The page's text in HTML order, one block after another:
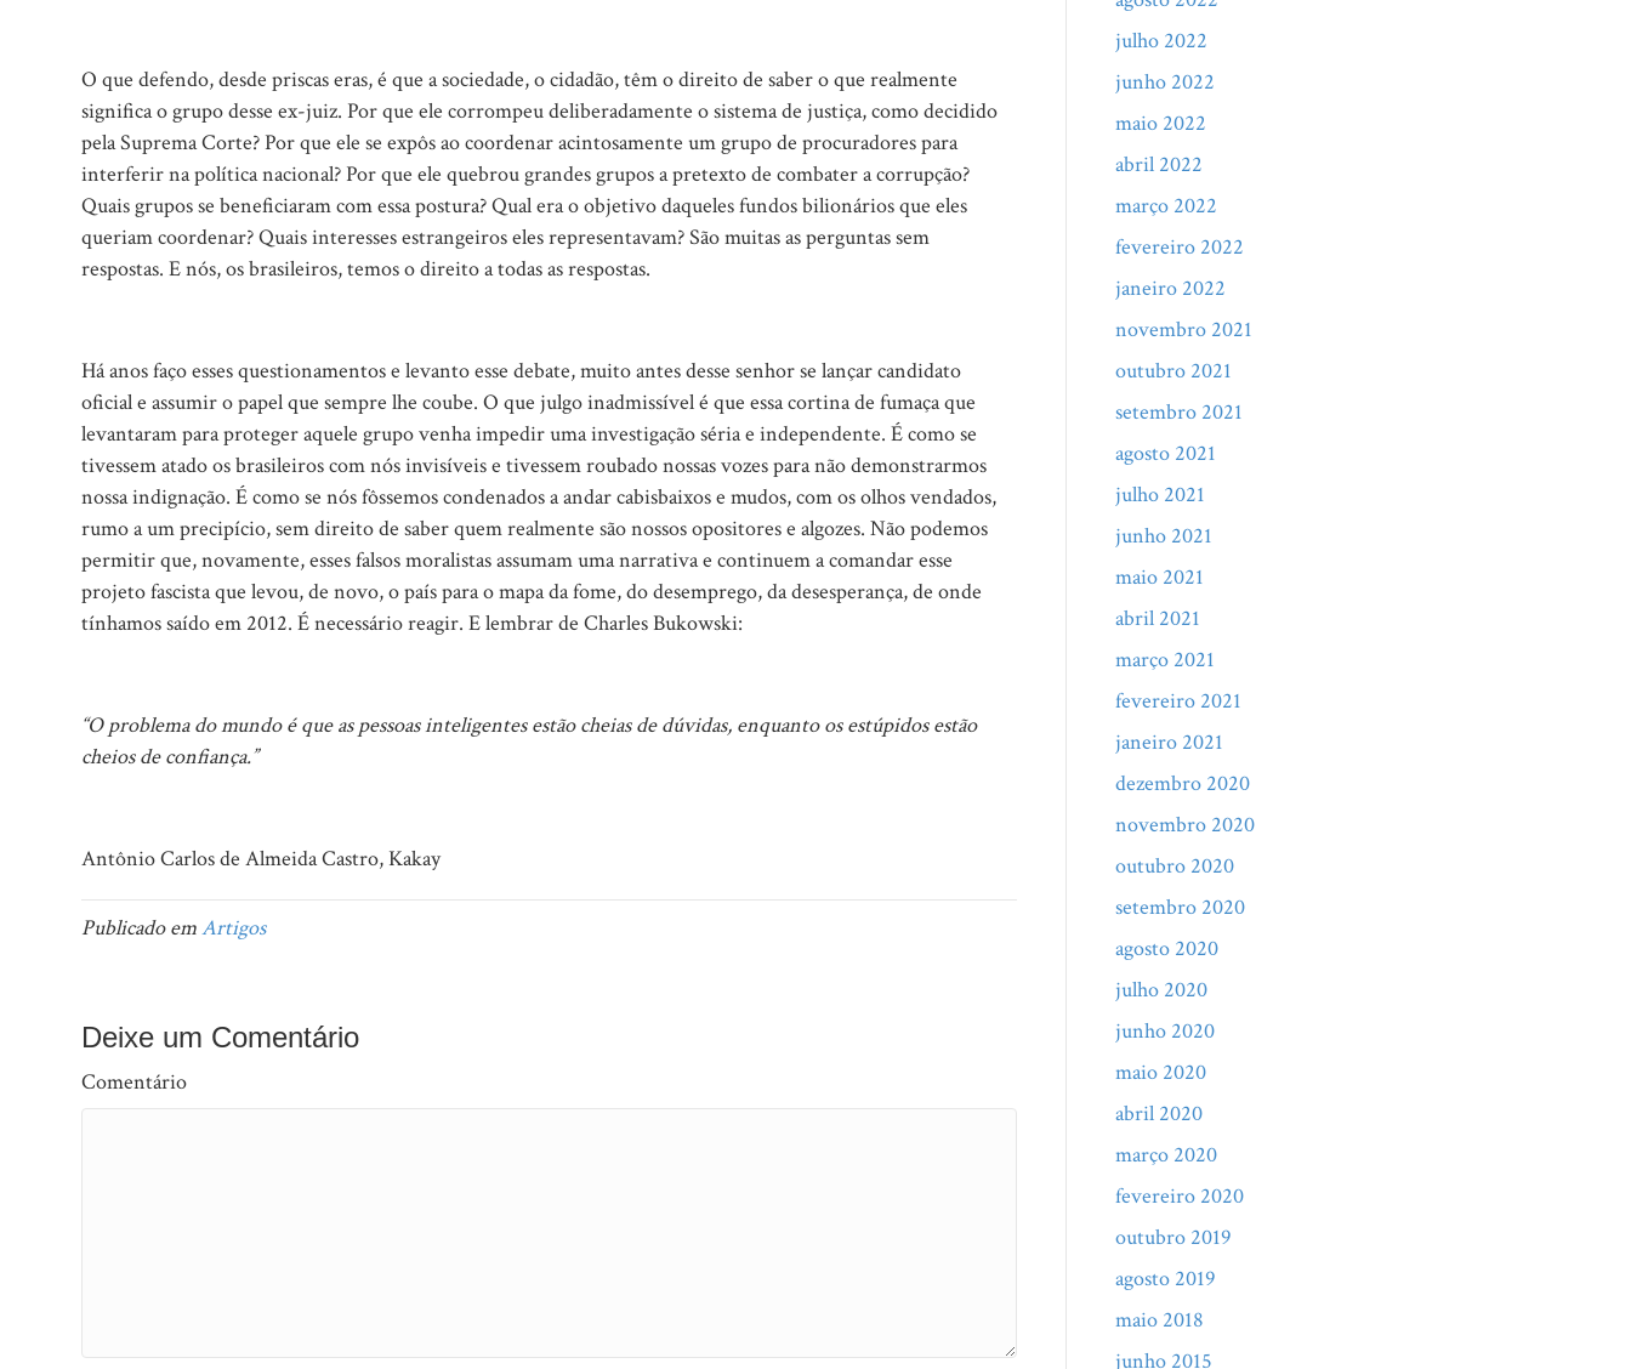
O que defendo, desde priscas eras, é que a sociedade, o cidadão, têm o direito de saber o que realmente
significa o grupo desse ex-juiz. Por que ele corrompeu deliberadamente o sistema de justiça, como decidido
pela Suprema Corte? Por que ele se expôs ao coordenar acintosamente um grupo de procuradores para
interferir na política nacional? Por que ele quebrou grandes grupos a pretexto de combater a corrupção?
Quais grupos se beneficiaram com essa postura? Qual era o objetivo daqueles fundos bilionários que eles
queriam coordenar? Quais interesses estrangeiros eles representavam? São muitas as perguntas sem
respostas. E nós, os brasileiros, temos o direito a todas as respostas.
Há anos faço esses questionamentos e levanto esse debate, muito antes desse senhor se lançar candidato
oficial e assumir o papel que sempre lhe coube. O que julgo inadmissível é que essa cortina de fumaça que
levantaram para proteger aquele grupo venha impedir uma investigação séria e independente. É como se
tivessem atado os brasileiros com nós invisíveis e tivessem roubado nossas vozes para não demonstrarmos
nossa indignação. É como se nós fôssemos condenados a andar cabisbaixos e mudos, com os olhos vendados,
rumo a um precipício, sem direito de saber quem realmente são nossos opositores e algozes. Não podemos
permitir que, novamente, esses falsos moralistas assumam uma narrativa e continuem a comandar esse
projeto fascista que levou, de novo, o país para o mapa da fome, do desemprego, da desesperança, de onde
tínhamos saído em 2012. É necessário reagir. E lembrar de Charles Bukowski:
“O problema do mundo é que as pessoas inteligentes estão cheias de dúvidas, enquanto os estúpidos estão
cheios de confiança.”
Antônio Carlos de Almeida Castro, Kakay
Publicado emArtigos
Deixe um Comentário
Comentário
julho 2022
junho 2022
maio 2022
abril 2022
março 2022
fevereiro 2022
janeiro 2022
novembro 2021
outubro 2021
setembro 2021
agosto 2021
julho 2021
junho 2021
maio 2021
abril 2021
março 2021
fevereiro 2021
janeiro 2021
dezembro 2020
novembro 2020
outubro 2020
setembro 2020
agosto 2020
julho 2020
junho 2020
maio 2020
abril 2020
março 2020
fevereiro 2020
outubro 2019
agosto 2019
maio 2018
junho 2015